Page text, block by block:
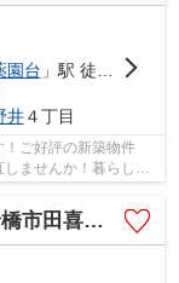
園台 」駅 徒歩13分
井４丁目
ご好評の新築物件
ませんか！暮らしの
中古戸建て